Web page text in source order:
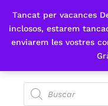
Tancat per vacances
inclosos, estarem
enviarem les vostres
Fes-te'n